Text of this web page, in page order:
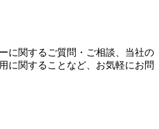
に関するご質問・ご相談、当社の
に関することなど、お気軽にお問